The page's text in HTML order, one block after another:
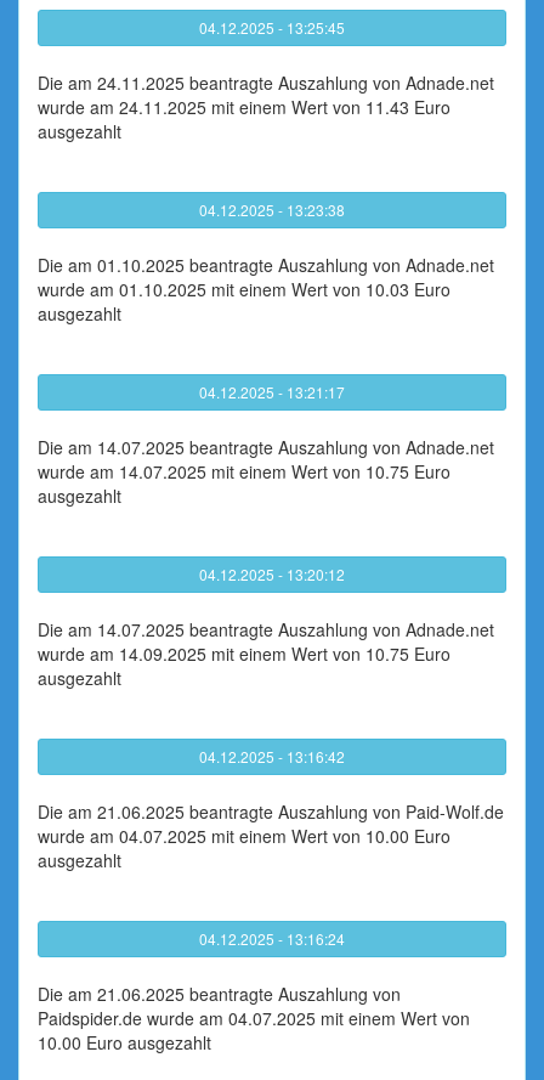
04.12.2025 - 13:25:45
Die am 24.11.2025 beantragte Auszahlung von Adnade.net
wurde am 24.11.2025 mit einem Wert von 11.43 Euro
ausgezahlt
04.12.2025 - 13:23:38
Die am 01.10.2025 beantragte Auszahlung von Adnade.net
wurde am 01.10.2025 mit einem Wert von 10.03 Euro
ausgezahlt
04.12.2025 - 13:21:17
Die am 14.07.2025 beantragte Auszahlung von Adnade.net
wurde am 14.07.2025 mit einem Wert von 10.75 Euro
ausgezahlt
04.12.2025 - 13:20:12
Die am 14.07.2025 beantragte Auszahlung von Adnade.net
wurde am 14.09.2025 mit einem Wert von 10.75 Euro
ausgezahlt
04.12.2025 - 13:16:42
Die am 21.06.2025 beantragte Auszahlung von Paid-Wolf.de
wurde am 04.07.2025 mit einem Wert von 10.00 Euro
ausgezahlt
04.12.2025 - 13:16:24
Die am 21.06.2025 beantragte Auszahlung von
Paidspider.de wurde am 04.07.2025 mit einem Wert von
10.00 Euro ausgezahlt